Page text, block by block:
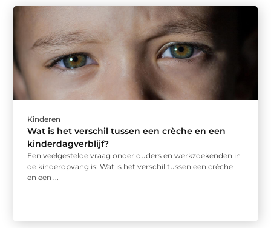
Kinderen
Wat is het verschil tussen een crèche en een
kinderdagverblijf?
Een veelgestelde vraag onder ouders en werkzoekenden in
de kinderopvang is: Wat is het verschil tussen een crèche
en een ...